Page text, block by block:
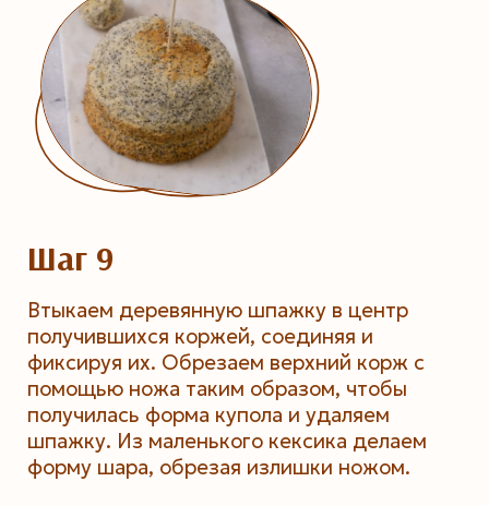
Шаг 9
Втыкаем деревянную шпажку в центр
получившихся коржей, соединяя и
фиксируя их. Обрезаем верхний корж с
помощью ножа таким образом, чтобы
получилась форма купола и удаляем
шпажку. Из маленького кексика делаем
форму шара, обрезая излишки ножом.